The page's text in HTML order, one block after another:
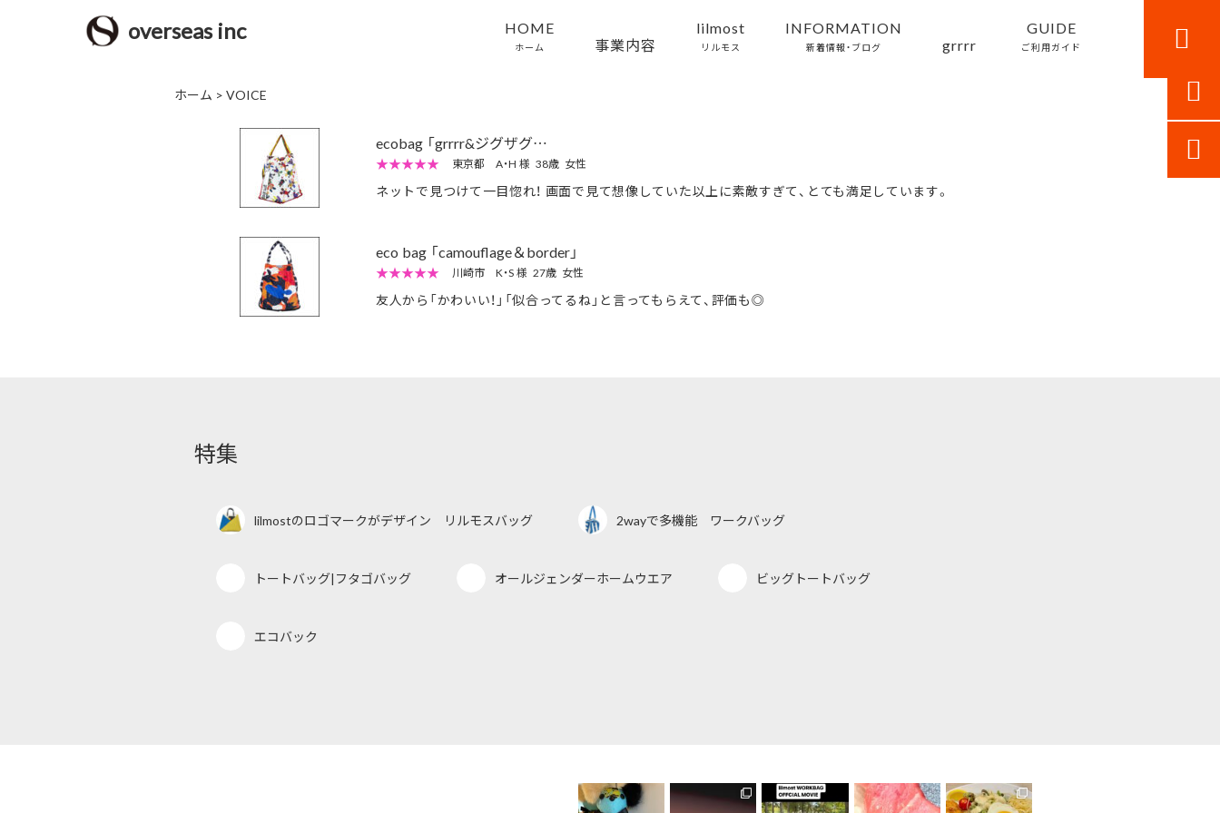
overseas inc HOME
ホーム 事業内容
lilmost
リルモス
INFORMATION
新着情報・ブログ grrrr
GUIDE
ご利用ガイド 
ホーム > VOICE
ecobag 「grrrr&ジグザグ…
★★★★★ 東京都 A・H 様 38歳 女性
ネットで見つけて一目惚れ！ 画面で見て想像していた以上に素敵すぎて、とても満足しています。
eco bag 「camouflage＆border」
★★★★★ 川崎市 K・S 様 27歳 女性
友人から「かわいい！」「似合ってるね」と言ってもらえて、評価も◎
特集
lilmostのロゴマークがデザイン リルモスバッグ 2wayで多機能 ワークバッグ
トートバッグ|フタゴバッグ オールジェンダーホームウエア ビッグトートバッグ
エコバック

